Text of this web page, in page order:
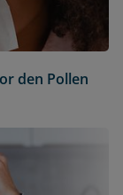
den Pollen